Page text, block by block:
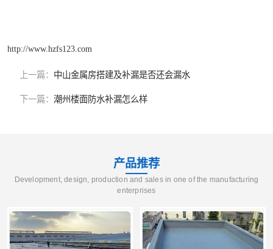
http://www.hzfs123.com
上一篇： 中山金属房搭建及补漏是否还会漏水
下一篇： 潮州楼面防水补漏怎么样
产品推荐
Development, design, production and sales in one of the manufacturing
enterprises